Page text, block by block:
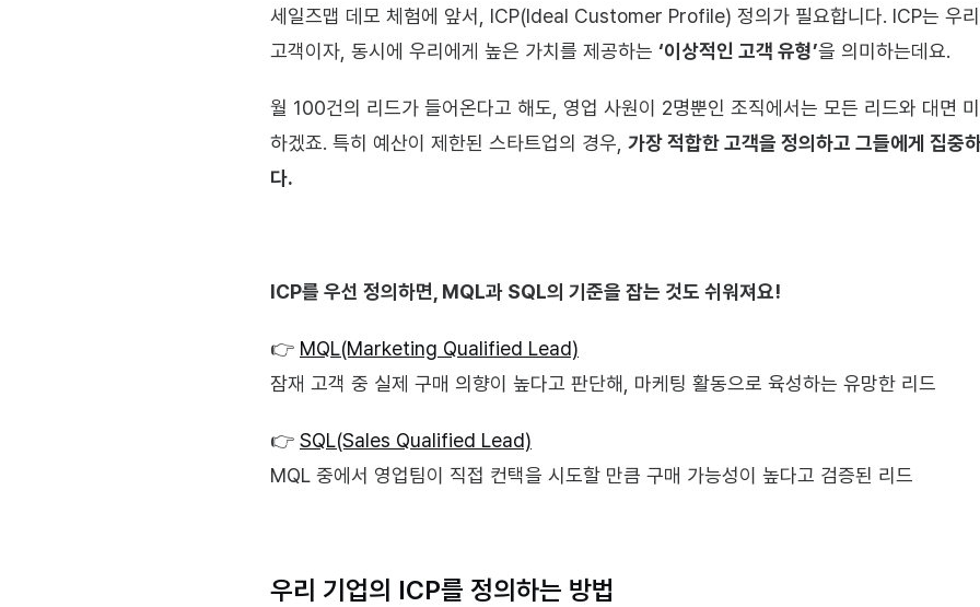
세일즈맵 데모 체험에 앞서, ICP(Ideal Customer Profile) 정의가 필요합니다. ICP는 우
고객이자, 동시에 우리에게 높은 가치를 제공하는 ‘이상적인 고객 유형’을 의미하는데요.
월 100건의 리드가 들어온다고 해도, 영업 사원이 2명뿐인 조직에서는 모든 리드와 대면
하겠죠. 특히 예산이 제한된 스타트업의 경우, 가장 적합한 고객을 정의하고 그들에게 집중
다.
ICP를 우선 정의하면, MQL과 SQL의 기준을 잡는 것도 쉬워져요!
👉 MQL(Marketing Qualified Lead)
잠재 고객 중 실제 구매 의향이 높다고 판단해, 마케팅 활동으로 육성하는 유망한 리드
👉 SQL(Sales Qualified Lead)
MQL 중에서 영업팀이 직접 컨택을 시도할 만큼 구매 가능성이 높다고 검증된 리드
우리 기업의 ICP를 정의하는 방법